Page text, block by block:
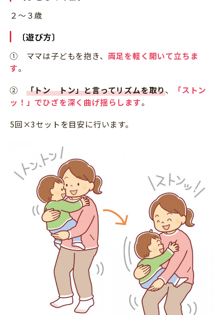
２～３歳
〔遊び方〕
① ママは子どもを抱き、 両足を軽く開いて立ちま
す。
② 「トン トン」と言ってリズムを取り、
「ストン
ッ！」でひざを深く曲げ揺らします。
5回×3セットを目安に行います。